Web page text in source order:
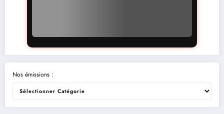
Nos émissions :